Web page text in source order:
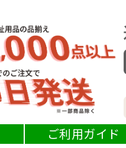
ご利用ガイド